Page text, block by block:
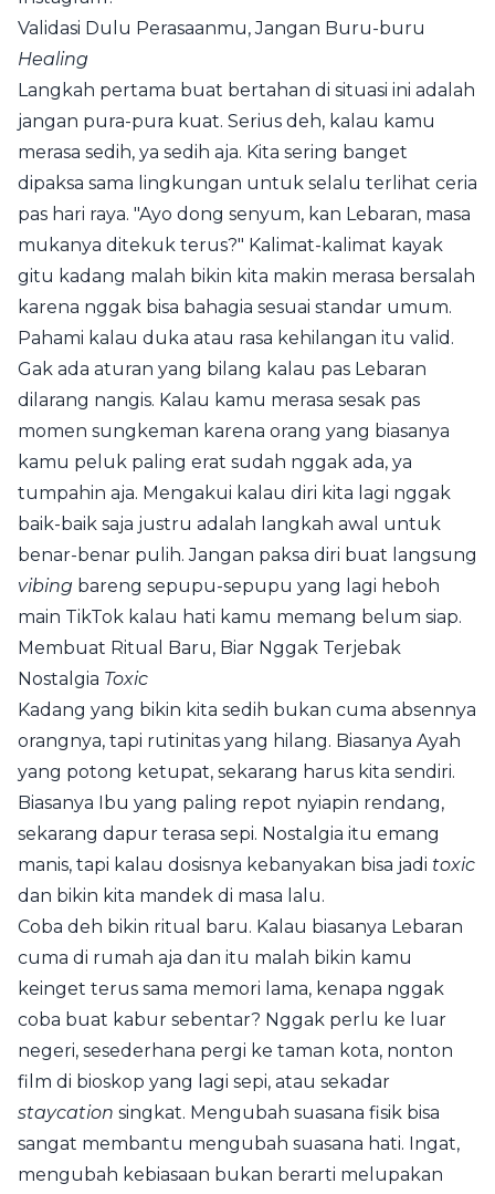
Validasi Dulu Perasaanmu, Jangan Buru-buru
Healing
Langkah pertama buat bertahan di situasi ini adalah
jangan pura-pura kuat. Serius deh, kalau kamu
merasa sedih, ya sedih aja. Kita sering banget
dipaksa sama lingkungan untuk selalu terlihat ceria
pas hari raya. "Ayo dong senyum, kan Lebaran, masa
mukanya ditekuk terus?" Kalimat-kalimat kayak
gitu kadang malah bikin kita makin merasa bersalah
karena nggak bisa bahagia sesuai standar umum.
Pahami kalau duka atau rasa kehilangan itu valid.
Gak ada aturan yang bilang kalau pas Lebaran
dilarang nangis. Kalau kamu merasa sesak pas
momen sungkeman karena orang yang biasanya
kamu peluk paling erat sudah nggak ada, ya
tumpahin aja. Mengakui kalau diri kita lagi nggak
baik-baik saja justru adalah langkah awal untuk
benar-benar pulih. Jangan paksa diri buat langsung
vibing bareng sepupu-sepupu yang lagi heboh
main TikTok kalau hati kamu memang belum siap.
Membuat Ritual Baru, Biar Nggak Terjebak
Nostalgia Toxic
Kadang yang bikin kita sedih bukan cuma absennya
orangnya, tapi rutinitas yang hilang. Biasanya Ayah
yang potong ketupat, sekarang harus kita sendiri.
Biasanya Ibu yang paling repot nyiapin rendang,
sekarang dapur terasa sepi. Nostalgia itu emang
manis, tapi kalau dosisnya kebanyakan bisa jadi toxic
dan bikin kita mandek di masa lalu.
Coba deh bikin ritual baru. Kalau biasanya Lebaran
cuma di rumah aja dan itu malah bikin kamu
keinget terus sama memori lama, kenapa nggak
coba buat kabur sebentar? Nggak perlu ke luar
negeri, sesederhana pergi ke taman kota, nonton
film di bioskop yang lagi sepi, atau sekadar
staycation singkat. Mengubah suasana fisik bisa
sangat membantu mengubah suasana hati. Ingat,
mengubah kebiasaan bukan berarti melupakan